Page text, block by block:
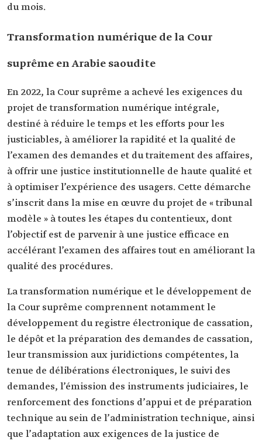
du mois.
Transformation numérique de la Cour
suprême en Arabie saoudite
En 2022, la Cour suprême a achevé les exigences du
projet de transformation numérique intégrale,
destiné à réduire le temps et les efforts pour les
justiciables, à améliorer la rapidité et la qualité de
l’examen des demandes et du traitement des affaires,
à offrir une justice institutionnelle de haute qualité et
à optimiser l’expérience des usagers. Cette démarche
s’inscrit dans la mise en œuvre du projet de « tribunal
modèle » à toutes les étapes du contentieux, dont
l’objectif est de parvenir à une justice efficace en
accélérant l’examen des affaires tout en améliorant la
qualité des procédures.
La transformation numérique et le développement de
la Cour suprême comprennent notamment le
développement du registre électronique de cassation,
le dépôt et la préparation des demandes de cassation,
leur transmission aux juridictions compétentes, la
tenue de délibérations électroniques, le suivi des
demandes, l’émission des instruments judiciaires, le
renforcement des fonctions d’appui et de préparation
technique au sein de l’administration technique, ainsi
que l’adaptation aux exigences de la justice de